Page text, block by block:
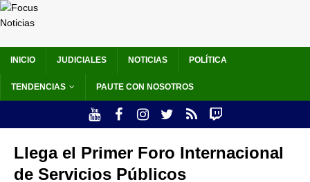
INICIO JUDICIALES NOTICIAS POLÍTICA
TENDENCIAS PAUTE CON NOSOTROS
Llega el Primer Foro Internacional
de Servicios Públicos